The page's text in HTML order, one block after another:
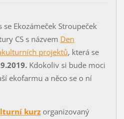
se Ekozámeček Stroupeček
CS s názvem Den
projektů, která se
Kdokoliv si bude moci
ekofarmu a něco se o ní
kurzorganizovaný